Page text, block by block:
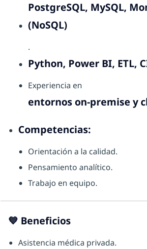
PostgreSQL, MySQL,
(NoSQL)
.
Python, Power BI, ETL,
Experiencia en
entornos on-premise y
Competencias:
Orientación a la calidad.
Pensamiento analítico.
Trabajo en equipo.
💙 Beneficios
Asistencia médica privada.